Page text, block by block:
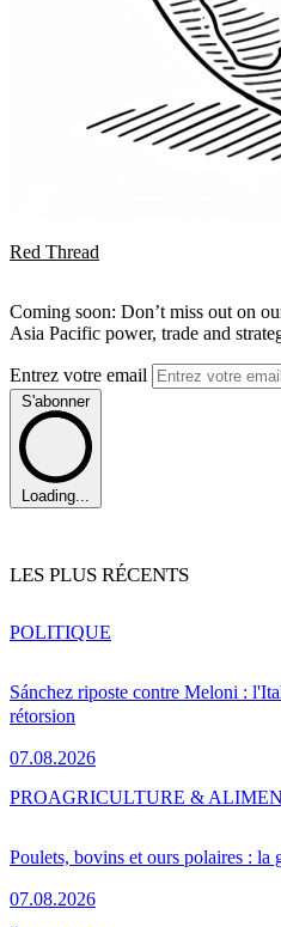
Red Thread
Coming soon: Don’t miss out on
Asia Pacific power, trade and
Entrez votre email
S'abonner
Loading...
LES PLUS RÉCENTS
Sánchez riposte contre Meloni :
rétorsion
07.08.2026
POLITIQUE
Poulets, bovins et ours polaires : la
07.08.2026
PROAGRICULTURE &